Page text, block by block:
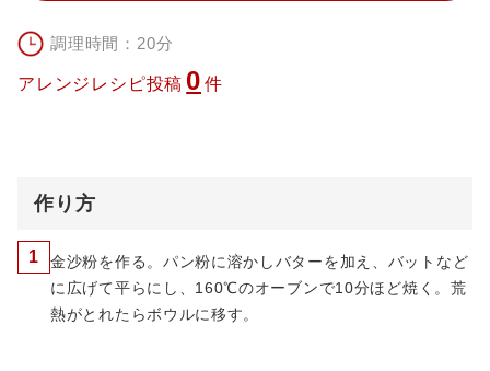
調理時間：20分
アレンジレシピ投稿 0 件
作り方
1
金沙粉を作る。パン粉に溶かしバターを加え、バットなど
に広げて平らにし、160℃のオーブンで10分ほど焼く。荒
熱がとれたらボウルに移す。